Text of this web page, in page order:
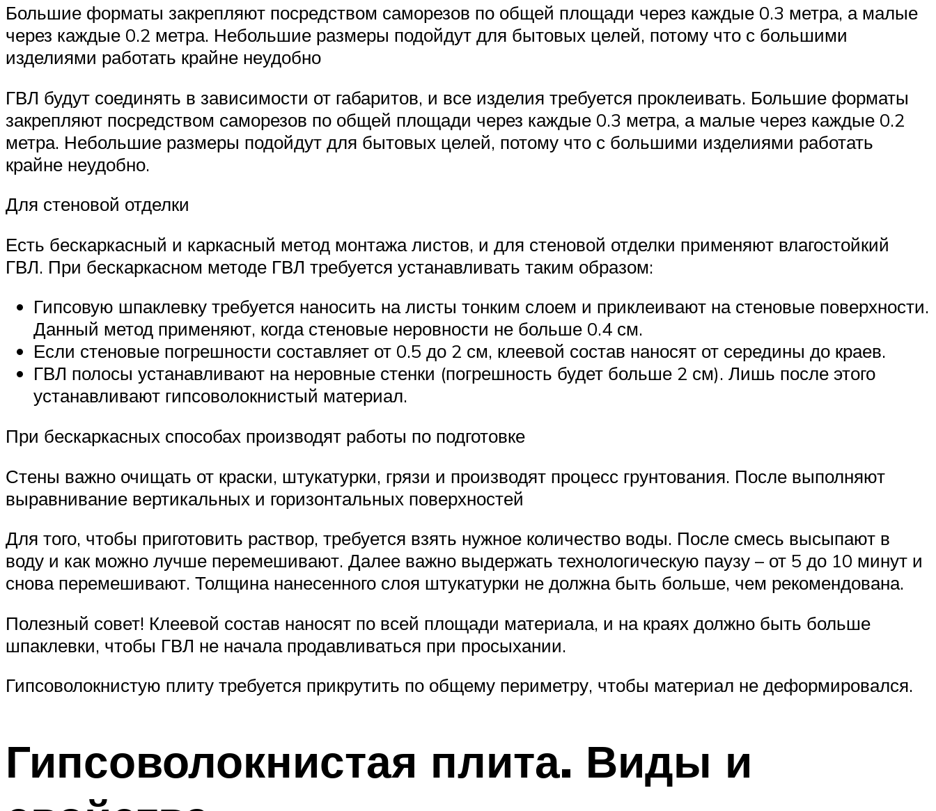
Большие форматы закрепляют посредством саморезов по общей площади через каждые 0.3 метра, а малые
через каждые 0.2 метра. Небольшие размеры подойдут для бытовых целей, потому что с большими
изделиями работать крайне неудобно
ГВЛ будут соединять в зависимости от габаритов, и все изделия требуется проклеивать. Большие форматы
закрепляют посредством саморезов по общей площади через каждые 0.3 метра, а малые через каждые 0.2
метра. Небольшие размеры подойдут для бытовых целей, потому что с большими изделиями работать
крайне неудобно.
Для стеновой отделки
Есть бескаркасный и каркасный метод монтажа листов, и для стеновой отделки применяют влагостойкий
ГВЛ. При бескаркасном методе ГВЛ требуется устанавливать таким образом:
Гипсовую шпаклевку требуется наносить на листы тонким слоем и приклеивают на стеновые поверхности.
Данный метод применяют, когда стеновые неровности не больше 0.4 см.
Если стеновые погрешности составляет от 0.5 до 2 см, клеевой состав наносят от середины до краев.
ГВЛ полосы устанавливают на неровные стенки (погрешность будет больше 2 см). Лишь после этого
устанавливают гипсоволокнистый материал.
При бескаркасных способах производят работы по подготовке
Стены важно очищать от краски, штукатурки, грязи и производят процесс грунтования. После выполняют
выравнивание вертикальных и горизонтальных поверхностей
Для того, чтобы приготовить раствор, требуется взять нужное количество воды. После смесь высыпают в
воду и как можно лучше перемешивают. Далее важно выдержать технологическую паузу – от 5 до 10 минут и
снова перемешивают. Толщина нанесенного слоя штукатурки не должна быть больше, чем рекомендована.
Полезный совет! Клеевой состав наносят по всей площади материала, и на краях должно быть больше
шпаклевки, чтобы ГВЛ не начала продавливаться при просыхании.
Гипсоволокнистую плиту требуется прикрутить по общему периметру, чтобы материал не деформировался.
Гипсоволокнистая плита. Виды и